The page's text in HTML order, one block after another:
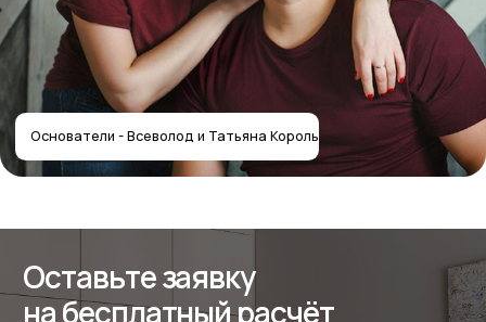
Собственное производство
мебели — работаем с 2012 года
Главная
Наши работы
Проекты
Дизайнерам
Контакты
Контакты салона
Реквизиты
+7 (495) 744-74-20
Мессенджеры
г. Москва, шоссе
Контактная информация